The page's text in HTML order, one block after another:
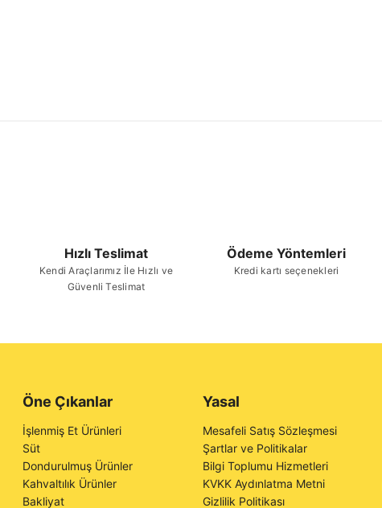
Hızlı Teslimat
Kendi Araçlarımız İle Hızlı ve
Güvenli Teslimat
Ödeme Yöntemleri
Kredi kartı seçenekleri
Öne Çıkanlar
İşlenmiş Et Ürünleri
Süt
Dondurulmuş Ürünler
Kahvaltılık Ürünler
Bakliyat
Yasal
Mesafeli Satış Sözleşmesi
Şartlar ve Politikalar
Bilgi Toplumu Hizmetleri
KVKK Aydınlatma Metni
Gizlilik Politikası